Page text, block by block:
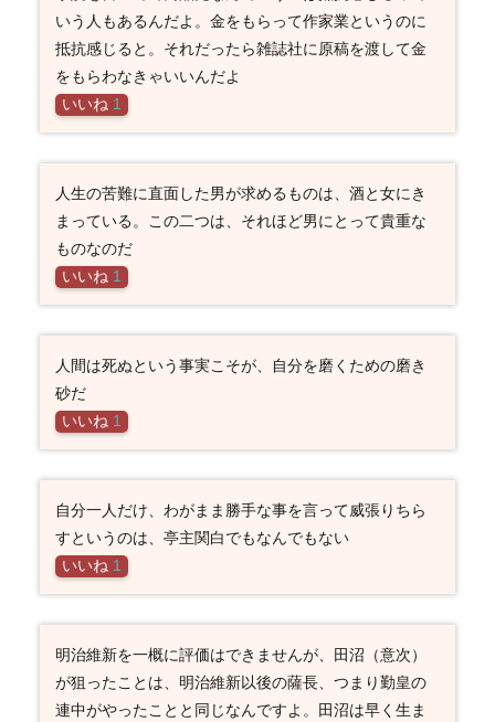
いう人もあるんだよ。金をもらって作家業というのに
抵抗感じると。それだったら雑誌社に原稿を渡して金
をもらわなきゃいいんだよ
いいね 1
人生の苦難に直面した男が求めるものは、酒と女にき
まっている。この二つは、それほど男にとって貴重な
ものなのだ
いいね 1
人間は死ぬという事実こそが、自分を磨くための磨き
砂だ
いいね 1
自分一人だけ、わがまま勝手な事を言って威張りちら
すというのは、亭主関白でもなんでもない
いいね 1
明治維新を一概に評価はできませんが、田沼（意次）
が狙ったことは、明治維新以後の薩長、つまり勤皇の
連中がやったことと同じなんですよ。田沼は早く生ま